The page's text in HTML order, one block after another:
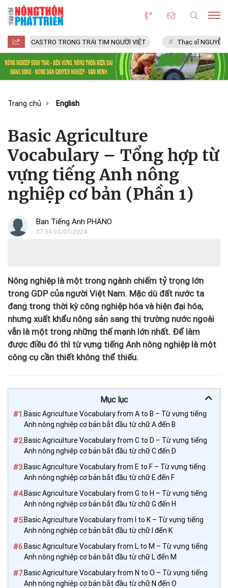
CASTRO TRONG TRÁI TIM NGƯỜI VIỆT Thạc sĩ NGUYỄN VĂN
Trang chủ English
Basic Agriculture
Vocabulary – Tổng hợp từ
vựng tiếng Anh nông
nghiệp cơ bản (Phần 1)
Ban Tiếng Anh PHANO
07:54 03/07/2024
Nông nghiệp là một trong ngành chiếm tỷ trọng lớn
trong GDP của người Việt Nam. Mặc dù đất nước ta
đang trong thời kỳ công nghiệp hóa và hiện đại hóa,
nhưng xuất khẩu nông sản sang thị trường nước ngoài
vẫn là một trong những thế mạnh lớn nhất. Để làm
được điều đó thì từ vựng tiếng Anh nông nghiệp là một
công cụ cần thiết không thể thiếu.
Mục lục
#1.Basic Agriculture Vocabulary from A to B – Từ vựng tiếng
Anh nông nghiệp cơ bản bắt đầu từ chữ A đến B
#2.Basic Agriculture Vocabulary from C to D – Từ vựng tiếng
Anh nông nghiệp cơ bản bắt đầu từ chữ C đến D
#3.Basic Agriculture Vocabulary from E to F – Từ vựng tiếng
Anh nông nghiệp cơ bản bắt đầu từ chữ E đến F
#4.Basic Agriculture Vocabulary from G to H – Từ vựng tiếng
Anh nông nghiệp cơ bản bắt đầu từ chữ G đến H
#5.Basic Agriculture Vocabulary from I to K – Từ vựng tiếng
Anh nông nghiệp cơ bản bắt đầu từ chữ I đến K
#6.Basic Agriculture Vocabulary from L to M – Từ vựng tiếng
Anh nông nghiệp cơ bản bắt đầu từ chữ L đến M
#7.Basic Agriculture Vocabulary from N to O – Từ vựng tiếng
Anh nông nghiệp cơ bản bắt đầu từ chữ N đến O